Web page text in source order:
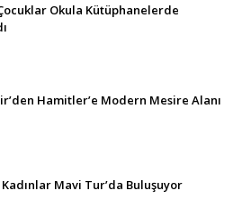
Okula Kütüphanelerde
Hamitler’e Modern Mesire Alanı
Kadınlar Mavi Tur’da Buluşuyor